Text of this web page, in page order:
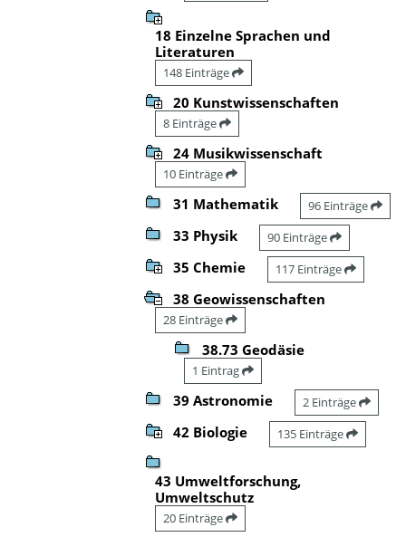
18 Einzelne Sprachen und
Literaturen
148 Einträge
20 Kunstwissenschaften
8 Einträge
24 Musikwissenschaft
10 Einträge
31 Mathematik 96 Einträge
33 Physik 90 Einträge
35 Chemie 117 Einträge
38 Geowissenschaften
28 Einträge
38.73 Geodäsie
1 Eintrag
39 Astronomie 2 Einträge
42 Biologie 135 Einträge
43 Umweltforschung,
Umweltschutz
20 Einträge